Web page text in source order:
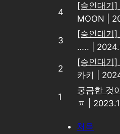
4
[승인대기]
MOON
3
[승인대기]
…..
2
[승인대기]
카키
1
궁금한 것
ㅍ
처음